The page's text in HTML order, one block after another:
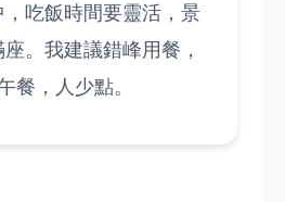
吃飯時間要靈活，景
。我建議錯峰用餐，
餐，人少點。